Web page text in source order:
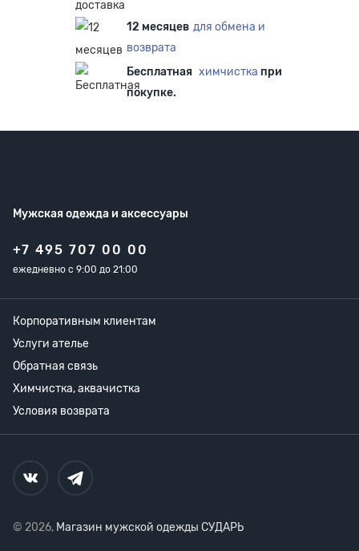
12 месяцев для обмена и
возврата
Бесплатная химчистка при
покупке.
Мужская одежда и аксессуары
+7 495 707 00 00
ежедневно с 9:00 до 21:00
Корпоративным клиентам
Услуги ателье
Обратная связь
Химчистка, аквачистка
Условия возврата
© 2026, Магазин мужской одежды СУДАРЬ